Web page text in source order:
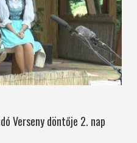
Verseny döntője 2. nap